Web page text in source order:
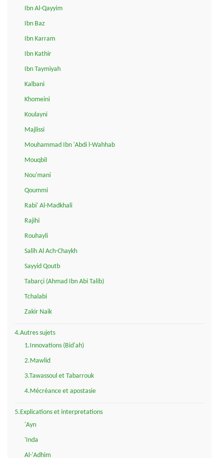
Ibn Al-Qayyim
Ibn Baz
Ibn Karram
Ibn Kathir
Ibn Taymiyah
Kalbani
Khomeini
Koulayni
Majlissi
Mouhammad Ibn 'Abdi l-Wahhab
Mouqbil
Nou'mani
Qoummi
Rabi' Al-Madkhali
Rajihi
Rouhayli
Salih Al Ach-Chaykh
Sayyid Qoutb
Tabarçi (Ahmad Ibn Abi Talib)
Tchalabi
Zakir Naik
4.Autres sujets
1.Innovations (Bid'ah)
2.Mawlid
3.Tawassoul et Tabarrouk
4.Mécréance et apostasie
5.Explications et interpretations
'Ayn
'Inda
Al-'Adhim